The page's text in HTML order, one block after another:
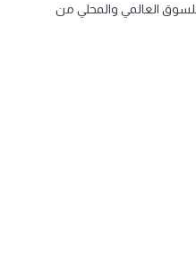
العالمي والمحلي من